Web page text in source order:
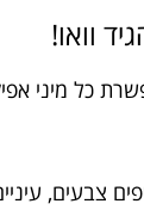
וואו!
כל מיני
צבעים,